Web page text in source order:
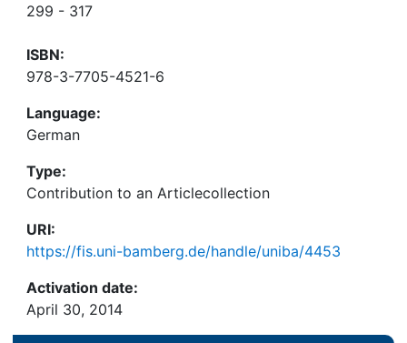
299 - 317
ISBN:
978-3-7705-4521-6
Language:
German
Type:
Contribution to an Articlecollection
URI:
https://fis.uni-bamberg.de/handle/uniba/4453
Activation date:
April 30, 2014